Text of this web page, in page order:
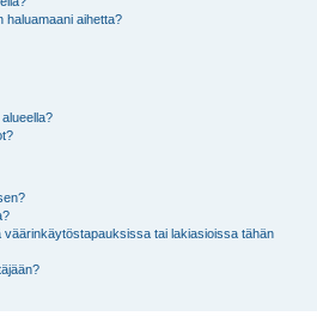
haluamaani aihetta?
väärinkäytöstapauksissa tai lakiasioissa tähän